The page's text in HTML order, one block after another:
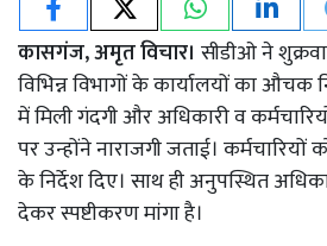
कासगंज, अमृत विचार। सीडीओ ने
विभिन्न विभागों के कार्यालयों का औचक
में मिली गंदगी और अधिकारी व
पर उन्होंने नाराजगी जताई।
के निर्देश दिए। साथ ही अनुपस्थित
देकर स्पष्टीकरण मांगा है।